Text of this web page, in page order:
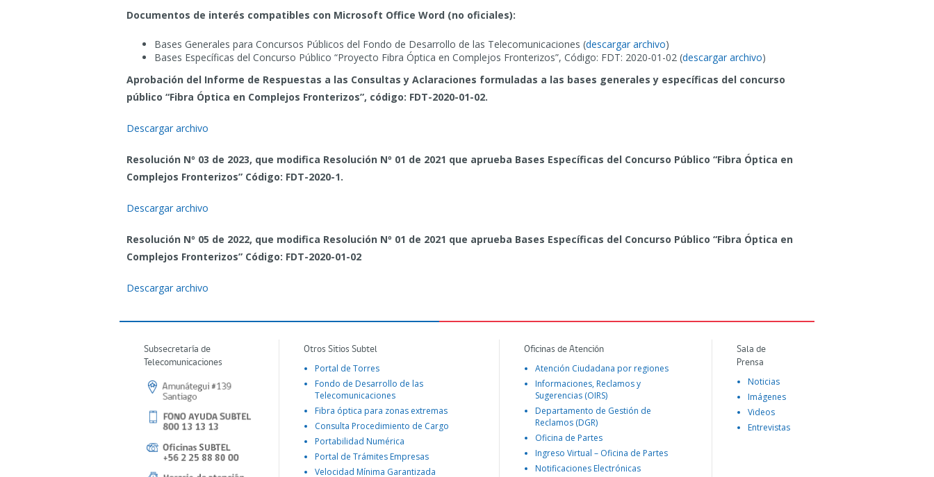
Documentos de interés compatibles con Microsoft Office Word (no oficiales):
Bases Generales para Concursos Públicos del Fondo de Desarrollo de las Telecomunicaciones (descargar archivo)
Bases Específicas del Concurso Público “Proyecto Fibra Óptica en Complejos Fronterizos”, Código: FDT: 2020-01-02 (descargar archivo)
Aprobación del Informe de Respuestas a las Consultas y Aclaraciones formuladas a las bases generales y específicas del concurso
público “Fibra Óptica en Complejos Fronterizos”, código: FDT-2020-01-02.
Descargar archivo
Resolución Nº 03 de 2023, que modifica Resolución Nº 01 de 2021 que aprueba Bases Específicas del Concurso Público “Fibra Óptica en
Complejos Fronterizos” Código: FDT-2020-1.
Descargar archivo
Resolución Nº 05 de 2022, que modifica Resolución Nº 01 de 2021 que aprueba Bases Específicas del Concurso Público “Fibra Óptica en
Complejos Fronterizos” Código: FDT-2020-01-02
Descargar archivo
Subsecretaría de
Telecomunicaciones
Otros Sitios Subtel
Portal de Torres
Fondo de Desarrollo de las
Telecomunicaciones
Fibra óptica para zonas extremas
Consulta Procedimiento de Cargo
Portabilidad Numérica
Portal de Trámites Empresas
Velocidad Mínima Garantizada
Oficinas de Atención
Atención Ciudadana por regiones
Informaciones, Reclamos y
Sugerencias (OIRS)
Departamento de Gestión de
Reclamos (DGR)
Oficina de Partes
Ingreso Virtual – Oficina de Partes
Notificaciones Electrónicas
Sala de
Prensa
Noticias
Imágenes
Videos
Entrevistas